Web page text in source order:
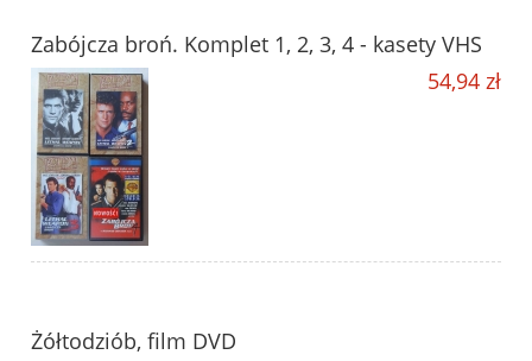
Zabójcza broń. Komplet 1, 2, 3, 4 - kasety VHS
54,94 zł
Żółtodziób, film DVD